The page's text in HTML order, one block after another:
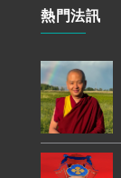
熱門法訊